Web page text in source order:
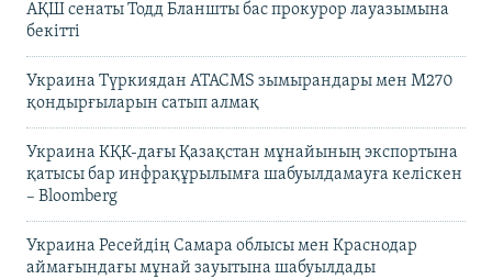
АҚШ сенаты Тодд Бланшты бас прокурор лауазымына
бекітті
Украина Түркиядан ATACMS зымырандары мен M270
қондырғыларын сатып алмақ
Украина КҚК-дағы Қазақстан мұнайының экспортына
қатысы бар инфрақұрылымға шабуылдамауға келіскен
– Bloomberg
Украина Ресейдің Самара облысы мен Краснодар
аймағындағы мұнай зауытына шабуылдады